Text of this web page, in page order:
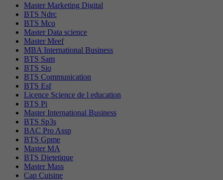
Master Marketing Digital
BTS Ndrc
BTS Mco
Master Data science
Master Meef
MBA International Business
BTS Sam
BTS Sio
BTS Communication
BTS Esf
Licence Science de l education
BTS Pi
Master International Business
BTS Sp3s
BAC Pro Assp
BTS Gpme
Master MA
BTS Dietetique
Master Mass
Cap Cuisine